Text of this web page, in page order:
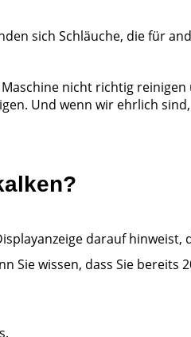
sich Schläuche, die für
nicht richtig
Und wenn wir ehrlich
darauf hinweist,
Sie wissen, dass Sie bereits